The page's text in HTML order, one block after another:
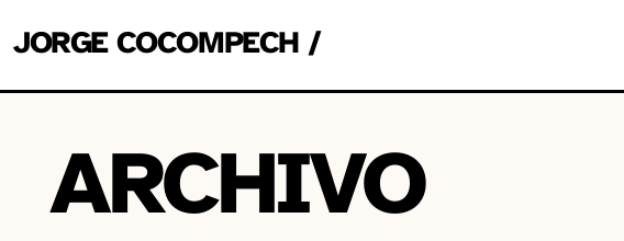
JORGE COCOMPECH /
ARCHIVO